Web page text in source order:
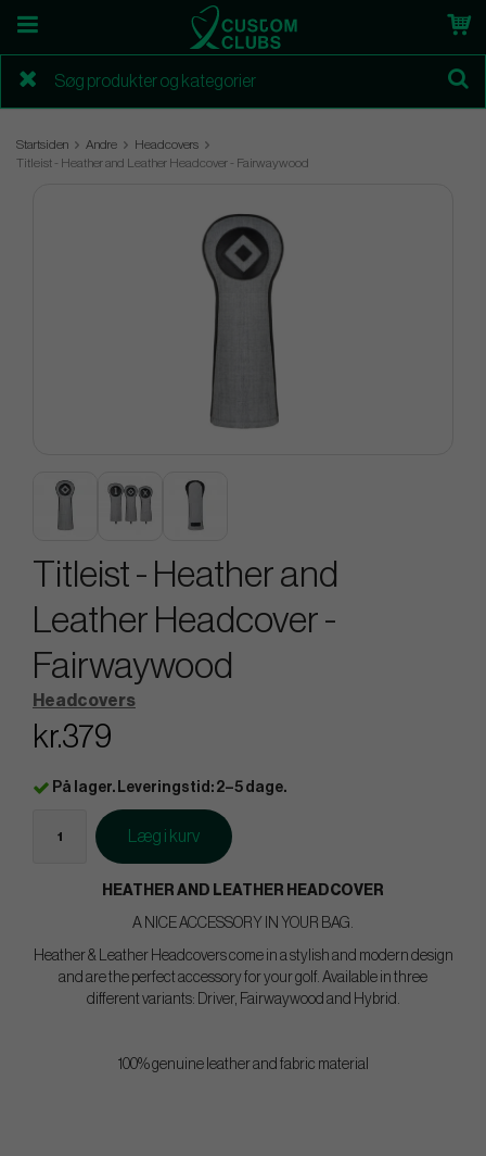
Startsiden Andre
Headcovers
Titleist - Heather and Leather Headcover - Fairwaywood
Titleist - Heather and
Leather Headcover -
Fairwaywood
Headcovers
kr.379
På lager. Leveringstid: 2–5 dage.
Læg i kurv
HEATHER AND LEATHER HEADCOVER
A NICE ACCESSORY IN YOUR BAG.
Heather & Leather Headcovers come in a stylish and modern design
and are the perfect accessory for your golf. Available in three
different variants: Driver, Fairwaywood and Hybrid.
100% genuine leather and fabric material